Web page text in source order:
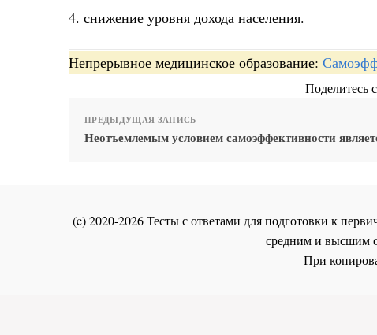
4. снижение уровня дохода населения.
Непрерывное медицинское образование:
Поделитесь
ПРЕДЫДУЩАЯ ЗАПИСЬ
Неотъемлемым условием самоэффективности
(c) 2020-2026 Тесты с ответами для подготовки к
средним и высшим
При